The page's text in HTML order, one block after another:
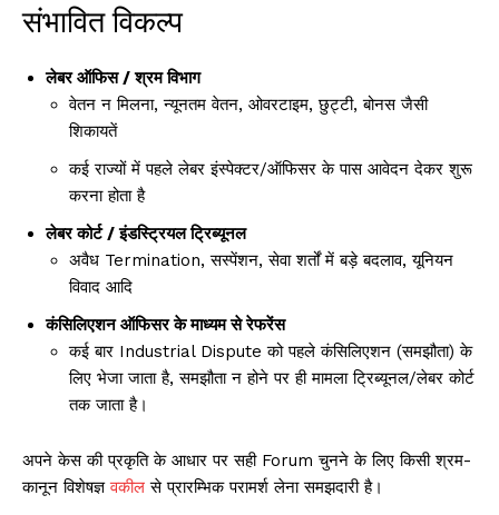
संभावित विकल्प
लेबर ऑफिस / श्रम विभाग
वेतन न मिलना, न्यूनतम वेतन, ओवरटाइम, छुट्टी, बोनस जैसी
शिकायतें
कई राज्यों में पहले लेबर इंस्पेक्टर/ऑफिसर के पास आवेदन देकर शुरू
करना होता है
लेबर कोर्ट / इंडस्ट्रियल ट्रिब्यूनल
अवैध Termination, सस्पेंशन, सेवा शर्तों में बड़े बदलाव, यूनियन
विवाद आदि
कंसिलिएशन ऑफिसर के माध्यम से रेफरेंस
कई बार Industrial Dispute को पहले कंसिलिएशन (समझौता) के
लिए भेजा जाता है, समझौता न होने पर ही मामला ट्रिब्यूनल/लेबर कोर्ट
तक जाता है।
अपने केस की प्रकृति के आधार पर सही Forum चुनने के लिए किसी श्रम-
कानून विशेषज्ञवकील से प्रारम्भिक परामर्श लेना समझदारी है।